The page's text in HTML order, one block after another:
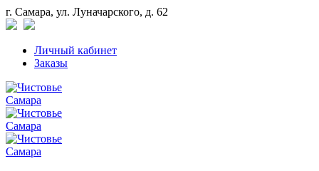
г. Самара, ул. Луначарского, д. 62
Личный кабинет
Заказы